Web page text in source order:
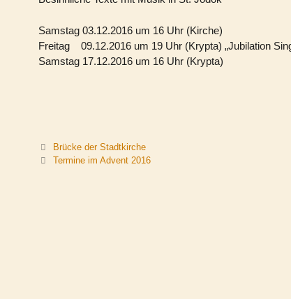
Samstag 03.12.2016 um 16 Uhr (Kirche)
Freitag 09.12.2016 um 19 Uhr (Krypta) „Jubilation
Samstag 17.12.2016 um 16 Uhr (Krypta)
Brücke der Stadtkirche
Termine im Advent 2016